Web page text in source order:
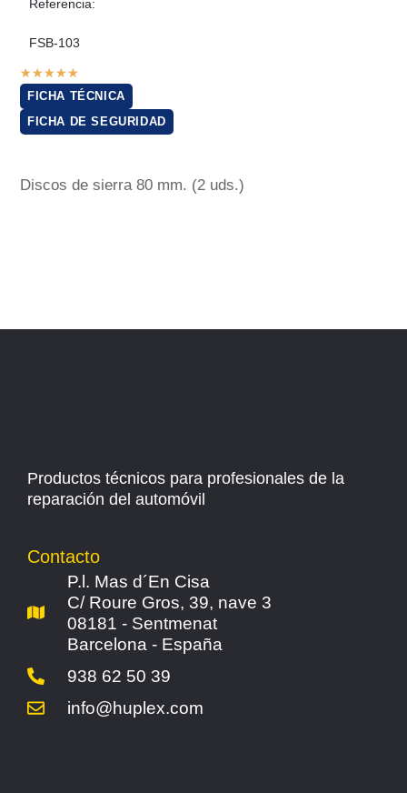
Referencia:
FSB-103
★★★★★
FICHA TÉCNICA
FICHA DE SEGURIDAD
Discos de sierra 80 mm. (2 uds.)
Productos técnicos para profesionales de la
reparación del automóvil
Contacto
P.l. Mas d´En Cisa
C/ Roure Gros, 39, nave 3
08181 - Sentmenat
Barcelona - España
938 62 50 39
info@huplex.com